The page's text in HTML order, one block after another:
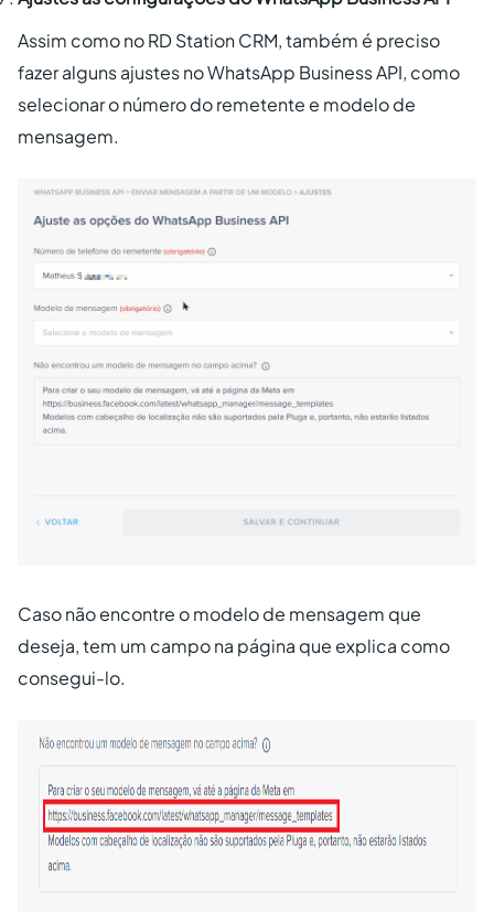
Assim como no RD Station CRM, também é preciso
fazer alguns ajustes no WhatsApp Business API, como
selecionar o número do remetente e modelo de
mensagem.
Caso não encontre o modelo de mensagem que
deseja, tem um campo na página que explica como
consegui-lo.